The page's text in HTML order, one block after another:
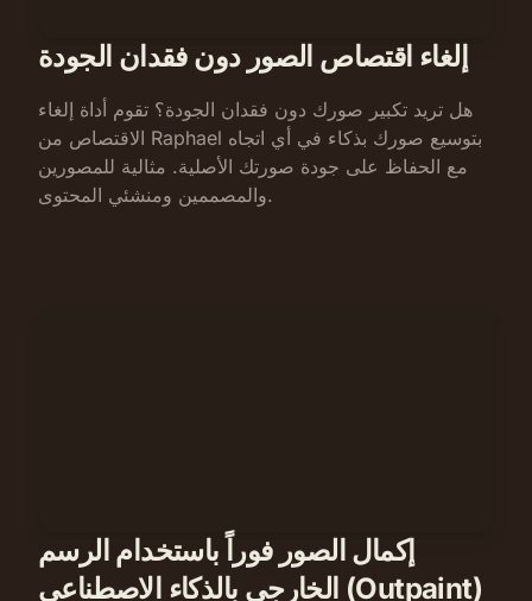
إلغاء اقتصاص الصور دون فقدان الجودة
هل تريد تكبير صورك دون فقدان الجودة؟ تقوم أداة إلغاء
الاقتصاص من Raphael بتوسيع صورك بذكاء في أي اتجاه
مع الحفاظ على جودة صورتك الأصلية. مثالية للمصورين
والمصممين ومنشئي المحتوى.
إكمال الصور فوراً باستخدام الرسم
الخارجي بالذكاء الاصطناعي (Outpaint)